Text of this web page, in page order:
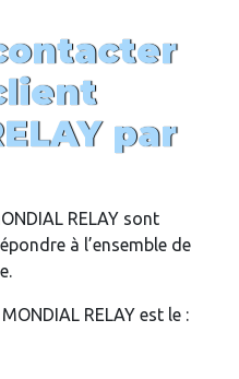
par
RELAY sont
à l’ensemble de
RELAY est le :